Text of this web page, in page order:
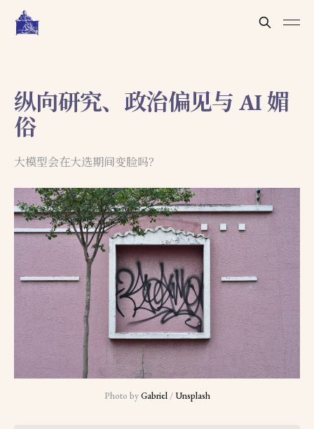
纵向研究、政治偏见与 AI 媚
俗
大模型会在大选期间变脸吗？
Photo by Gabriel / Unsplash